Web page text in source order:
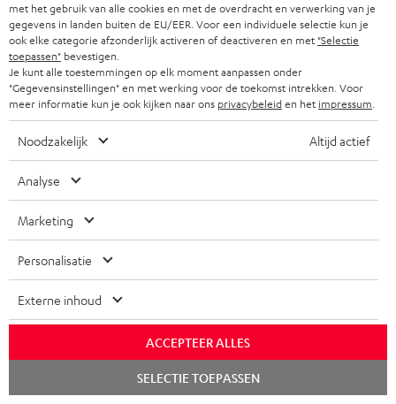
''Tijdens het gamen is het vooral het extreem grote
geluidsveld dat bijdraagt aan een immersieve ervaring''
Accessoires
Benodigde accessoires
met het gebruik van alle cookies en met de overdracht en verwerking van je
gegevens in landen buiten de EU/EER. Voor een individuele selectie kun je
ook elke categorie afzonderlijk activeren of deactiveren en met "Selectie
toepassen" bevestigen.
Je kunt alle toestemmingen op elk moment aanpassen onder
"Gegevensinstellingen" en met werking voor de toekomst intrekken. Voor
meer informatie kun je ook kijken naar ons privacybeleiden het impressum
Noodzakelijk Altijd actief
Analyse
Marketing
Personalisatie
Externe inhoud
ACCEPTEER ALLES
SELECTIE TOEPASSEN